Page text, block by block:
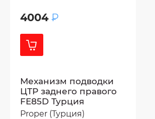
4004 ₽
Механизм подводки
ЦТР заднего правого
FE85D Турция
Proper (Турция)